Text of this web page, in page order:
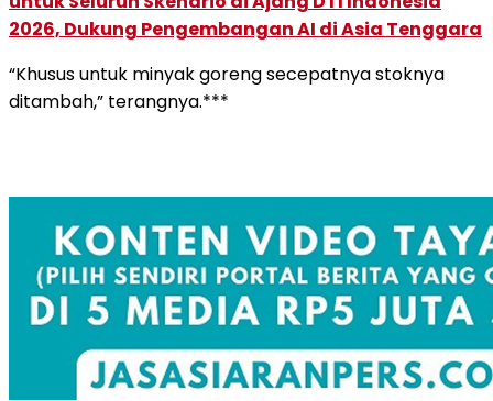
2026, Dukung Pengembangan AI di Asia Tenggara
“Khusus untuk minyak goreng secepatnya stoknya
ditambah,” terangnya.***